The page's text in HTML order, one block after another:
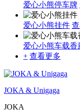
爱心小熊停车牌
爱心小熊挂件
爱心小熊车载香
+ 查看更多
JOKA & Unigaga
JOKA